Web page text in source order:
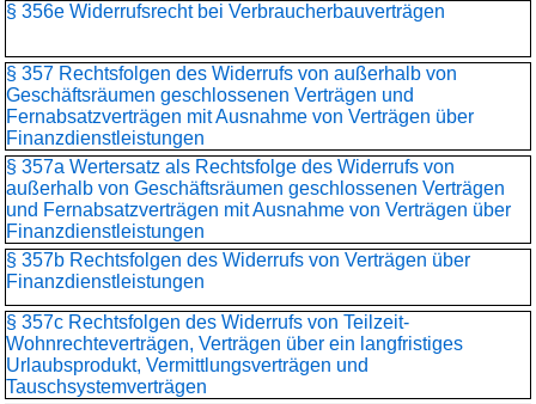
§ 356e Widerrufsrecht bei Verbraucherbauverträgen
§ 357 Rechtsfolgen des Widerrufs von außerhalb von
Geschäftsräumen geschlossenen Verträgen und
Fernabsatzverträgen mit Ausnahme von Verträgen über
Finanzdienstleistungen
§ 357a Wertersatz als Rechtsfolge des Widerrufs von
außerhalb von Geschäftsräumen geschlossenen Verträgen
und Fernabsatzverträgen mit Ausnahme von Verträgen über
Finanzdienstleistungen
§ 357b Rechtsfolgen des Widerrufs von Verträgen über
Finanzdienstleistungen
§ 357c Rechtsfolgen des Widerrufs von Teilzeit-
Wohnrechteverträgen, Verträgen über ein langfristiges
Urlaubsprodukt, Vermittlungsverträgen und
Tauschsystemverträgen